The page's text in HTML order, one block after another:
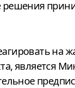
решения
на
является